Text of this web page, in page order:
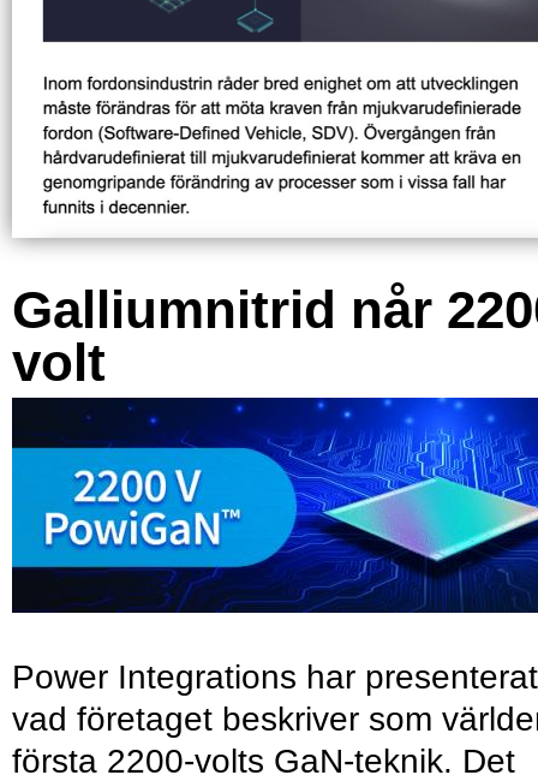
Galliumnitrid når
volt
Power Integrations har presenterat
vad företaget beskriver som
första 2200-volts GaN-teknik. Det